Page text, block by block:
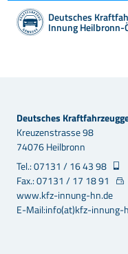
Deutsches
Innung Heilbronn-
Deutsches
Kreuzenstrasse 98
74076 Heilbronn
Tel.: 07131 / 16 43 98
Fax.: 07131 / 17 18 91
www.kfz-innung-hn.de
E-Mail:info(at)kfz-innung-